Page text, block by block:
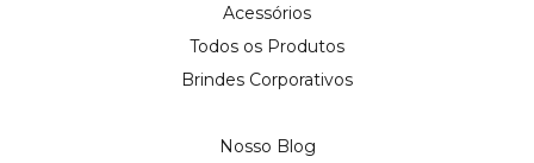
Acessórios
Todos os Produtos
Brindes Corporativos
Nosso Blog